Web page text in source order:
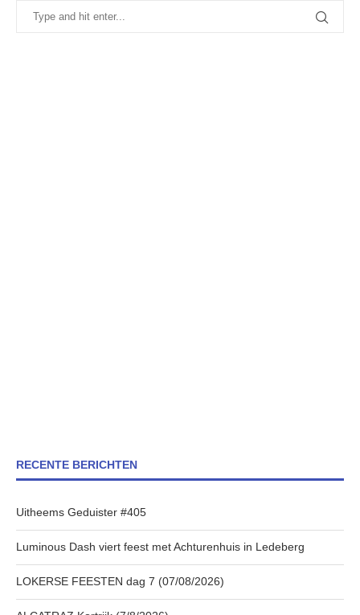
RECENTE BERICHTEN
Uitheems Geduister #405
Luminous Dash viert feest met Achturenhuis in Ledeberg
LOKERSE FEESTEN dag 7 (07/08/2026)